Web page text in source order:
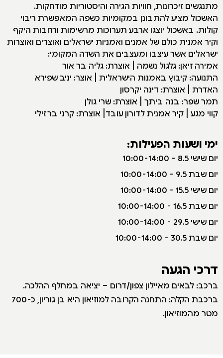
מתנגשים זיכרונות, חוויות הגירה והיסטוריות מודחקות.
האשכול מציע להתבונן במקומיות כשפה המאפשרת ריבוי
קולות. באשכול יוצגו ארבע תערוכות מרשימות ורחבות היקף
וקיר אמנית כולם של אמנים ואמניות ישראלים ואוצרים ואוצרות
ישראלים אשר עיצבו ומעצבים את השדה המקומי:
אמירה זיאן: גלגול נשמה | אוצרת: גליה בר אור
התנועה: קיבוץ באמנות הישראלית | אוצר: יניב שפירא
האדרת | אוצרת: דינה יקרסון
תמר שפר: בנה ביתך | אוצרת: שרי גולן
קווי מגע | קיר אמנית לדורון עובד| אוצרת: קרני ברזילי
ימי ושעות הפעילות:
יום שישי 8.5 - 10:00-14:00
יום שבת 9.5 - 10:00-14:00
יום שישי 15.5 - 10:00-14:00
יום שבת 16.5 - 10:00-14:00
יום שישי 29.5 - 10:00-14:00
יום שבת 30.5 - 10:00-14:00
דרכי הגעה
ברכב: לבאים מאיילון צפון/דרום – יציאה במחלף ההלכה.
ברכבת הקלה: התחנה הקרובה למוזיאון היא בן גוריון, כ-700
מטר מהמוזיאון.